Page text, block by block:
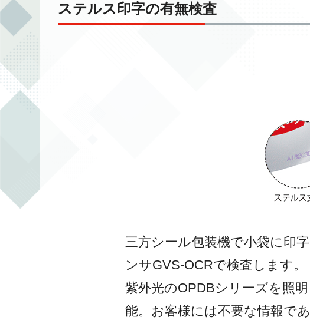
ステルス印字の有無検査
三方シール包装機で小袋に印
ンサGVS-OCRで検査します。
紫外光のOPDBシリーズを照
能。お客様には不要な情報で